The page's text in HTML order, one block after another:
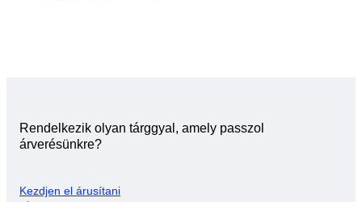
Rendelkezik olyan tárggyal, amely passzol
árverésünkre?
Kezdjen el árusítani